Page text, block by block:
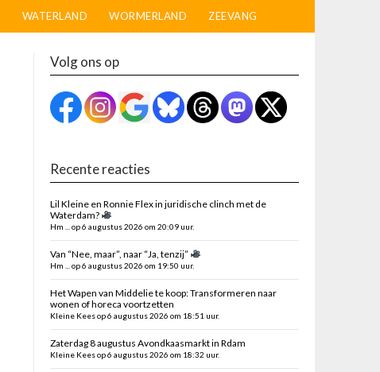
WATERLAND WORMERLAND ZEEVANG
Volg ons op
Recente reacties
Lil Kleine en Ronnie Flex in juridische clinch met de
Waterdam?
Hm ... op 6 augustus 2026 om 20:09 uur.
Van “Nee, maar”, naar “Ja, tenzij”
Hm ... op 6 augustus 2026 om 19:50 uur.
Het Wapen van Middelie te koop: Transformeren naar
wonen of horeca voortzetten
Kleine Kees op 6 augustus 2026 om 18:51 uur.
Zaterdag 8 augustus Avondkaasmarkt in Rdam
Kleine Kees op 6 augustus 2026 om 18:32 uur.